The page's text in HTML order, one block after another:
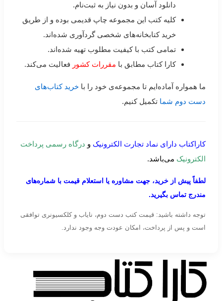
دانلود آسان و بدون نیاز به ثبت‌نام.
کلیه کتب این مجموعه چاپ قدیمی بوده و از طریق
خرید کتابخانه‌های شخصی گردآوری شده‌اند.
تمامی کتب با کیفیت مطلوب تهیه شده‌اند.
کارا کتاب مطابق با مقررات کشور فعالیت می‌کند.
ما همواره آماده‌ایم تا مجموعه‌ی خود را با خرید کتاب‌های
دست دوم شما تکمیل کنیم.
کاراکتاب دارای نماد تجارت الکترونیک و درگاه رسمی پرداخت
الکترونیک می‌باشد.
لطفاً پیش از خرید، جهت مشاوره یا استعلام قیمت با شماره‌های
مندرج تماس بگیرید.
توجه داشته باشید: قیمت کتب دست دوم، نایاب و کلکسیونری توافقی
است و پس از پرداخت، امکان عودت وجه وجود ندارد.